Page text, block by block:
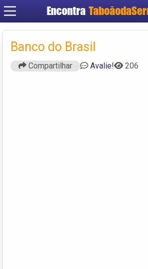
Encontra
Cadastrar
Banco do Brasil
Compartilhar Avalie! 206